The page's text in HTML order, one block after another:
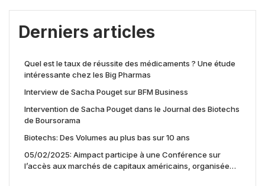
Derniers articles
Quel est le taux de réussite des médicaments ? Une étude
intéressante chez les Big Pharmas
Interview de Sacha Pouget sur BFM Business
Intervention de Sacha Pouget dans le Journal des Biotechs
de Boursorama
Biotechs: Des Volumes au plus bas sur 10 ans
05/02/2025: Aimpact participe à une Conférence sur
l’accès aux marchés de capitaux américains, organisée